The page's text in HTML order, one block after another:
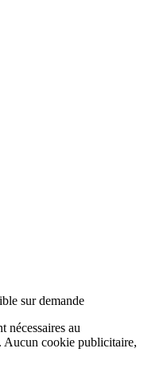
sur demande
nécessaires au
Aucun cookie publicitaire,